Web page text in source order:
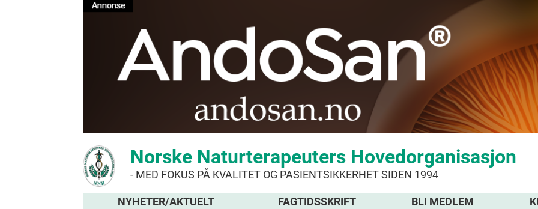
Norske Naturterapeuters Hovedorganisasjon
- MED FOKUS PÅ KVALITET OG PASIENTSIKKERHET SIDEN 1994
NYHETER/AKTUELT FAGTIDSSKRIFT BLI MEDLEM